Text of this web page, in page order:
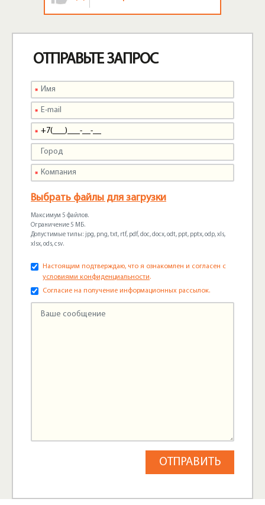
ОТПРАВЬТЕ ЗАПРОС
Выбрать файлы для загрузки
Максимум 5 файлов.
Ограничение 5 МБ.
Допустимые типы: jpg, png, txt, rtf, pdf, doc, docx, odt, ppt, pptx, odp, xls,
xlsx, ods, csv.
Настоящим подтверждаю, что я ознакомлен и согласен с
условиями конфиденциальности.
Согласие на получение информационных рассылок.